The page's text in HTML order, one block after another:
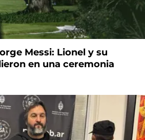
Messi: Lionel y su
en una ceremonia